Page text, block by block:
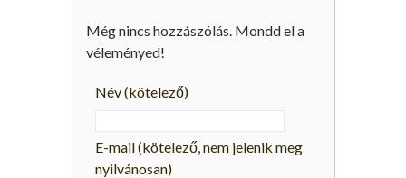
Még nincs hozzászólás. Mondd el a
véleményed!
Név(kötelező)
E-mail(kötelező, nem jelenik meg
nyilvánosan)